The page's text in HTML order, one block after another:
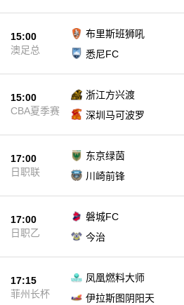
15:00
澳足总
布里斯班狮吼
悉尼FC
15:00
CBA夏季赛
浙江方兴渡
深圳马可波罗
17:00
日职联
东京绿茵
川崎前锋
17:00
日职乙
磐城FC
今治
17:15
菲州长杯
凤凰燃料大师
伊拉斯图阴阳天